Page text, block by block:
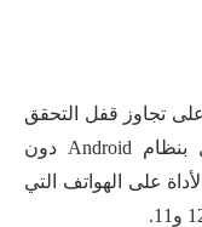
تجاوز قفل التحقق
من Google FRP على أي هاتف يعمل بنظام Android دون
على الهواتف التي